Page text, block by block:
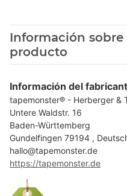
Información
producto
Información del
tapemonster® - Herberger &
Untere Waldstr. 16
Baden-Württemberg
Gundelfingen 79194 ,
hallo@tapemonster.de
https://tapemonster.de